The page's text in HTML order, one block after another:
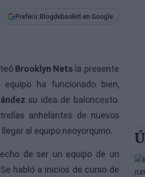
Preferir Blogdebasket en Google
Brooklyn Nets la presente
ha funcionado bien,
su idea de baloncesto.
anhelantes de nuevos
al equipo neoyorquino.
de ser un equipo de un
habló a inicios de curso de